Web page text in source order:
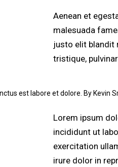
Aenean et
malesuada
justo elit blandit
tristique,
est labore et dolore. ByKevin
Lorem ipsum
incididunt ut
exercitation
irure dolor in